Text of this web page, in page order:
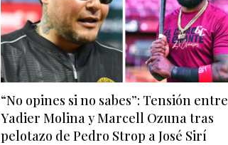
“No opines si no sabes”: Tensión entre
Yadier Molina y Marcell Ozuna tras
pelotazo de Pedro Strop a José Sirí